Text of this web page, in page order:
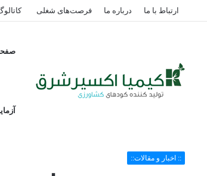
ارتباط با ما درباره ما فرصت‌های شغلی
:: اخبار و مقالات::